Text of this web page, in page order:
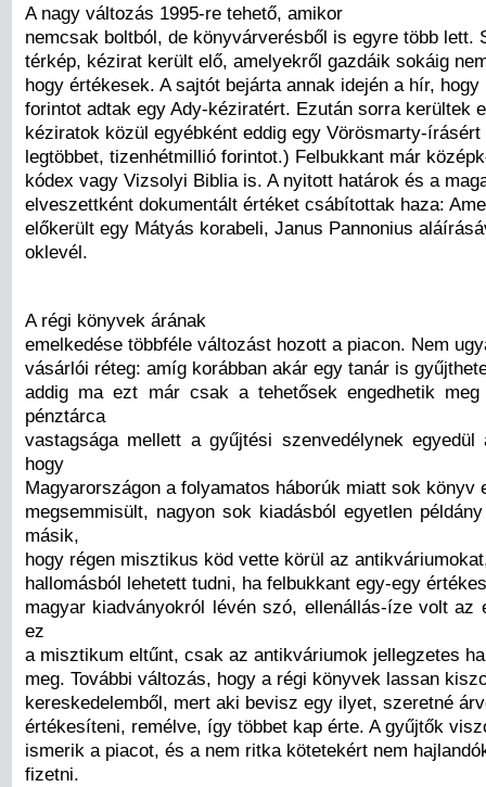
A nagy változás 1995-re tehető, amikor
nemcsak boltból, de könyvárverésből is egyre több lett.
térkép, kézirat került elő, amelyekről gazdáik sokáig
hogy értékesek. A sajtót bejárta annak idején a hír,
forintot adtak egy Ady-kéziratért. Ezután sorra kerültek
kéziratok közül egyébként eddig egy Vörösmarty-írásért
legtöbbet, tizenhétmillió forintot.) Felbukkant már
kódex vagy Vizsolyi Biblia is. A nyitott határok és a
elveszettként dokumentált értéket csábítottak haza:
előkerült egy Mátyás korabeli, Janus Pannonius
oklevél.
A régi könyvek árának
emelkedése többféle változást hozott a piacon. Nem
vásárlói réteg: amíg korábban akár egy tanár is
addig ma ezt már csak a tehetősek engedhetik
pénztárca
vastagsága mellett a gyűjtési szenvedélynek
hogy
Magyarországon a folyamatos háborúk miatt sok könyv
megsemmisült, nagyon sok kiadásból egyetlen
másik,
hogy régen misztikus köd vette körül az
hallomásból lehetett tudni, ha felbukkant egy-egy
magyar kiadványokról lévén szó, ellenállás-íze volt az
ez
a misztikum eltűnt, csak az antikváriumok jellegzetes
meg. További változás, hogy a régi könyvek lassan
kereskedelemből, mert aki bevisz egy ilyet, szeretné
értékesíteni, remélve, így többet kap érte. A gyűjtők
ismerik a piacot, és a nem ritka kötetekért nem
fizetni.